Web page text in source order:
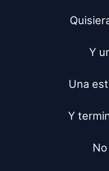
Y
Una
Y